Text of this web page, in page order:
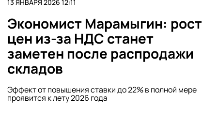
13 ЯНВАРЯ 2026 12:11
Экономист Марамыгин: рост
цен из-за НДС станет
заметен после распродажи
складов
Эффект от повышения ставки до 22% в полной мере
проявится к лету 2026 года